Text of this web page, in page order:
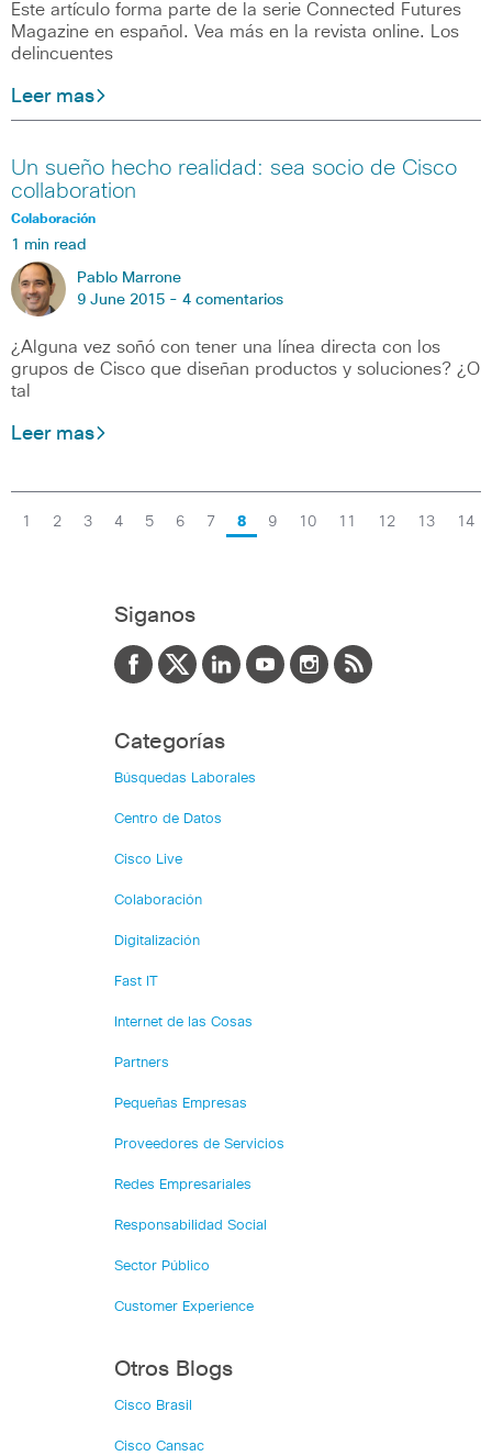
Este artículo forma parte de la serie Connected Futures
Magazine en español. Vea más en la revista online. Los
delincuentes
Leer mas
Un sueño hecho realidad: sea socio de Cisco
collaboration
Colaboración
1 min read
Pablo Marrone
9 June 2015 - 4 comentarios
¿Alguna vez soñó con tener una línea directa con los
grupos de Cisco que diseñan productos y soluciones? ¿O
tal
Leer mas
1 2 3 4 5 6 7 8 9 10 11 12 13 14
Siganos
Categorías
Búsquedas Laborales
Centro de Datos
Cisco Live
Colaboración
Digitalización
Fast IT
Internet de las Cosas
Partners
Pequeñas Empresas
Proveedores de Servicios
Redes Empresariales
Responsabilidad Social
Sector Público
Customer Experience
Otros Blogs
Cisco Brasil
Cisco Cansac